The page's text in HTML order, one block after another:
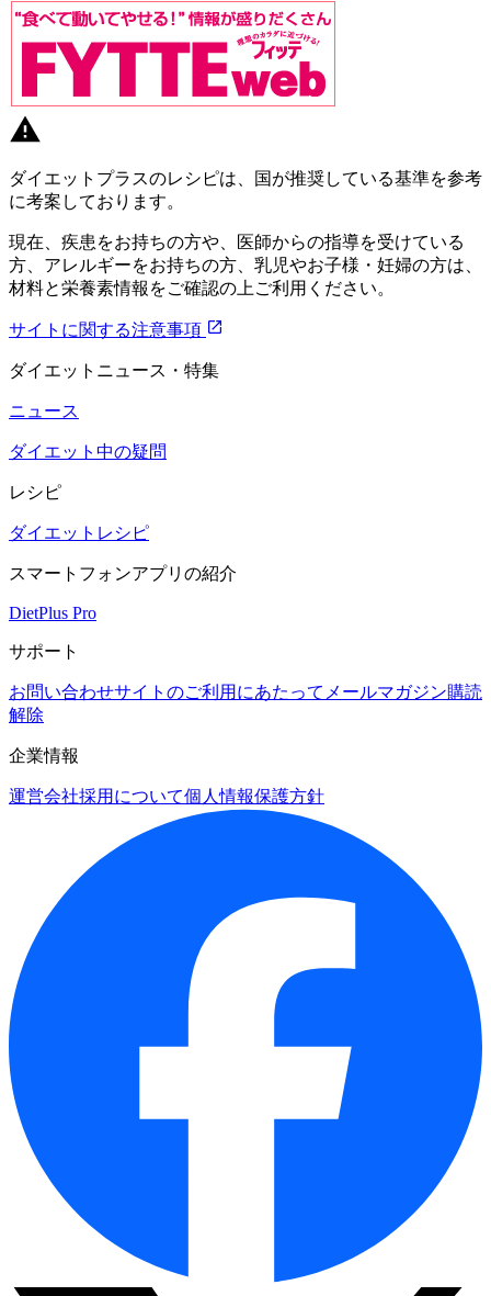
ダイエットプラスのレシピは、国が推奨している基準を参考
に考案しております。
現在、疾患をお持ちの方や、医師からの指導を受けている
方、アレルギーをお持ちの方、乳児やお子様・妊婦の方は、
材料と栄養素情報をご確認の上ご利用ください。
サイトに関する注意事項
ダイエットニュース・特集
ニュース
ダイエット中の疑問
レシピ
ダイエットレシピ
スマートフォンアプリの紹介
DietPlus Pro
サポート
お問い合わせサイトのご利用にあたって メールマガジン購読
解除
企業情報
運営会社採用について個人情報保護方針